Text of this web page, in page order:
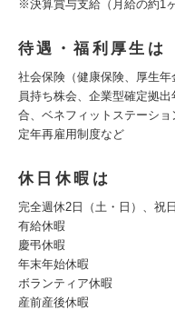
※決算賞与支給（月給の約1ヶ
待遇・福利厚生は
社会保険（健康保険、厚生
員持ち株会、企業型確定拠
合、ベネフィットステーショ
定年再雇用制度など
休日休暇は
完全週休2日（土・日）、祝日
有給休暇
慶弔休暇
年末年始休暇
ボランティア休暇
産前産後休暇